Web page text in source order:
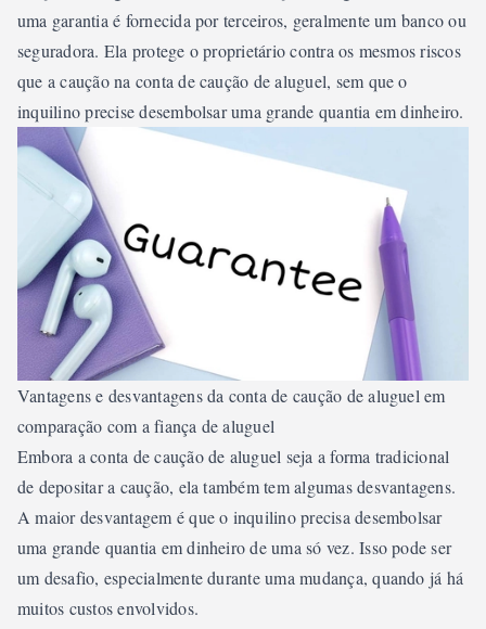
uma garantia é fornecida por terceiros, geralmente um banco ou
seguradora. Ela protege o proprietário contra os mesmos riscos
que a caução na conta de caução de aluguel, sem que o
inquilino precise desembolsar uma grande quantia em dinheiro.
Vantagens e desvantagens da conta de caução de aluguel em
comparação com a fiança de aluguel
Embora a conta de caução de aluguel seja a forma tradicional
de depositar a caução, ela também tem algumas desvantagens.
A maior desvantagem é que o inquilino precisa desembolsar
uma grande quantia em dinheiro de uma só vez. Isso pode ser
um desafio, especialmente durante uma mudança, quando já há
muitos custos envolvidos.